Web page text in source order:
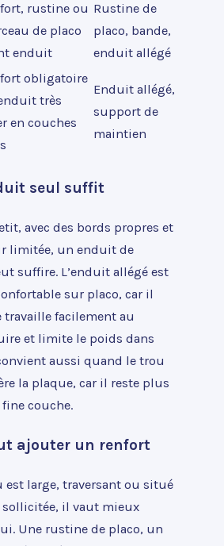
rustine ou
de placo
enduit
Rustine de
placo, bande,
enduit allégé
obligatoire
très
en couches
Enduit allégé,
support de
maintien
seul suffit
avec des bords propres et
limitée, un enduit de
suffire. L’enduit allégé est
sur placo, car il
travaille facilement au
et limite le poids dans
aussi quand le trou
la plaque, car il reste plus
couche.
ajouter un renfort
est large, traversant ou situé
sollicitée, il vaut mieux
Une rustine de placo, un